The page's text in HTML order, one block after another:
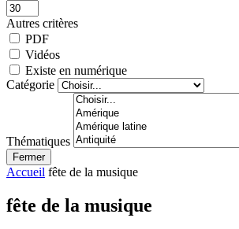
Autres critères
PDF
Vidéos
Existe en numérique
Catégorie
Thématiques
Fermer
Accueil fête de la musique
fête de la musique